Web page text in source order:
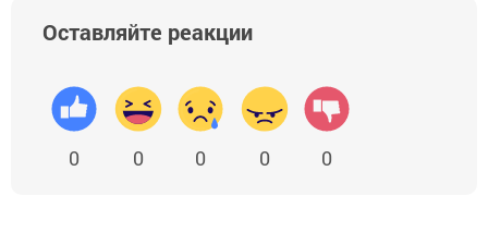
Оставляйте реакции
0 0 0 0 0